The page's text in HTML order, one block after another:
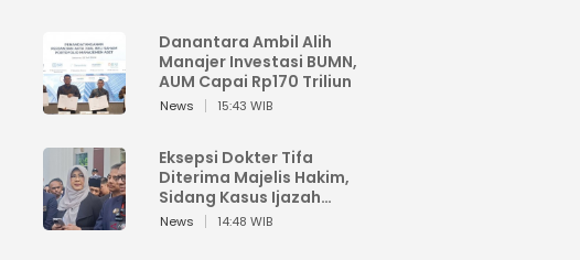
Danantara Ambil Alih
Manajer Investasi BUMN,
AUM Capai Rp170 Triliun
News 15:43 WIB
Eksepsi Dokter Tifa
Diterima Majelis Hakim,
Sidang Kasus Ijazah
Jokowi Batal Demi Hukum
News 14:48 WIB